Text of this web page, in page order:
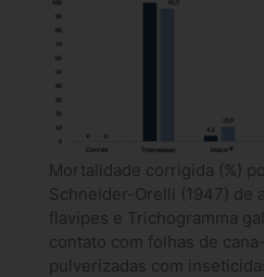
Mortalidade corrigida (%)
Schneider-Orelli (1947) de
flavipes e Trichogramma
contato com folhas de
pulverizadas com